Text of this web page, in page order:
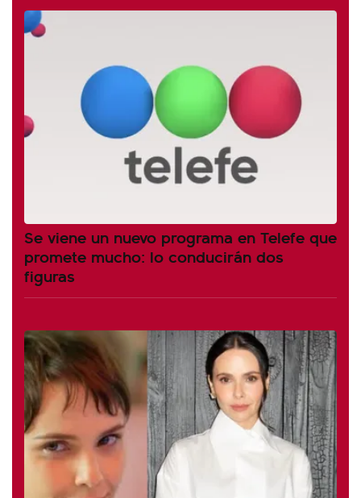
Se viene un nuevo programa en Telefe que
promete mucho: lo conducirán dos
figuras